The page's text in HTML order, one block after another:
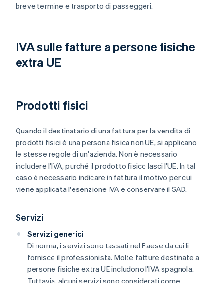
breve termine e trasporto di passeggeri.
IVA sulle fatture a persone fisiche
extra UE
Prodotti fisici
Quando il destinatario di una fattura per la vendita di
prodotti fisici è una persona fisica non UE, si applicano
le stesse regole di un'azienda. Non è necessario
includere l'IVA, purché il prodotto fisico lasci l'UE. In tal
caso è necessario indicare in fattura il motivo per cui
viene applicata l'esenzione IVA e conservare il SAD.
Servizi
Servizi generici
Di norma, i servizi sono tassati nel Paese da cui li
fornisce il professionista. Molte fatture destinate a
persone fisiche extra UE includono l'IVA spagnola.
Tuttavia, alcuni servizi sono considerati come